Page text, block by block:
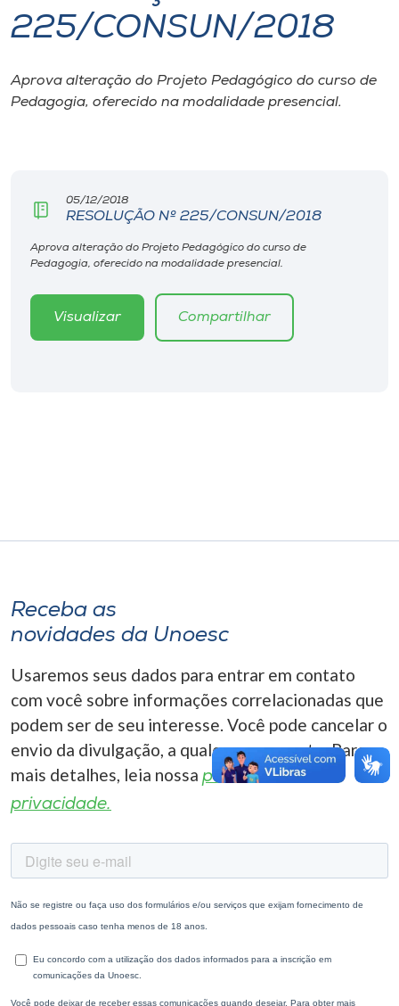
I.nova
Diplomados
CPA
Biblioteca
Editora
A-
225/CONSUN/2018
Aprova alteração do Projeto Pedagógico do curso de
Pedagogia, oferecido na modalidade presencial.
05/12/2018
RESOLUÇÃO Nº 225/CONSUN/2018
Aprova alteração do Projeto Pedagógico do curso de
Pedagogia, oferecido na modalidade presencial.
Visualizar Compartilhar
Receba as
novidades da Unoesc
Usaremos seus dados para entrar em contato
com você sobre informações correlacionadas que
podem ser de seu interesse. Você pode cancelar o
envio da divulgação, a qualquer momento. Para
mais detalhes, leia nossa política de
privacidade.